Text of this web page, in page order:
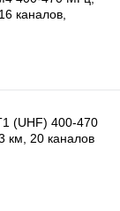
каналов,
(UHF) 400-470
км, 20 каналов
кодов